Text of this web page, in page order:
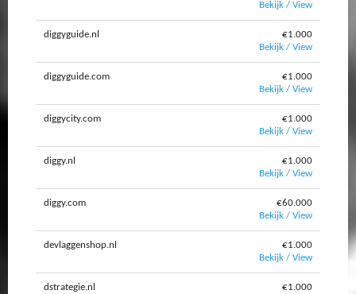
Bekijk / View
diggyguide.nl
€1.000
Bekijk / View
diggyguide.com
€1.000
Bekijk / View
diggycity.com
€1.000
Bekijk / View
diggy.nl
€1.000
Bekijk / View
diggy.com
€60.000
Bekijk / View
devlaggenshop.nl
€1.000
Bekijk / View
dstrategie.nl
€1.000